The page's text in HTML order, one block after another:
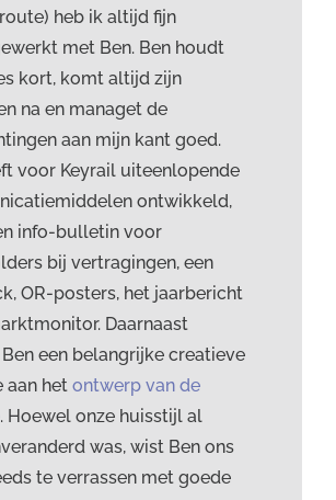
heb ik altijd fijn
met Ben. Ben houdt
kort, komt altijd zijn
na en managet de
aan mijn kant goed.
voor Keyrail uiteenlopende
ontwikkeld,
info-bulletin voor
bij vertragingen, een
OR-posters, het jaarbericht
Daarnaast
een belangrijke creatieve
aan hetontwerp van de
. Hoewel onze huisstijl al
was, wist Ben ons
te verrassen met goede